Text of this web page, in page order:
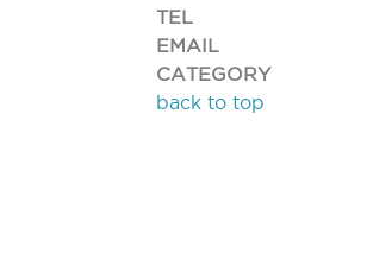
TEL
EMAIL
CATEGORY
back to top